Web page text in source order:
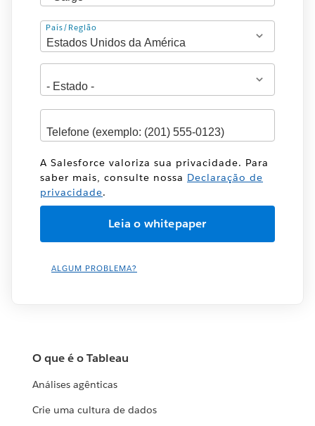
Endereço
País/Região
A Salesforce valoriza sua privacidade. Para
saber mais, consulte nossa Declaração de
privacidade.
ALGUM PROBLEMA?
O que é o Tableau
Análises agênticas
Crie uma cultura de dados